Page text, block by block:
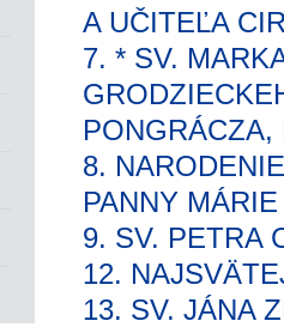
A UČITEĽA
7. * SV.
8.
PANNY MÁRIE
9. SV. PETRA
12.
13. SV. JÁNA